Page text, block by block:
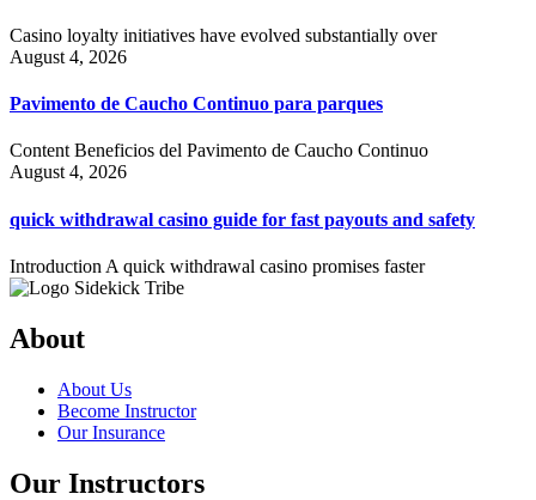
Casino loyalty initiatives have evolved substantially over
August 4, 2026
Pavimento de Caucho Continuo para parques
Content Beneficios del Pavimento de Caucho Continuo
August 4, 2026
quick withdrawal casino guide for fast payouts and safety
Introduction A quick withdrawal casino promises faster
About
About Us
Become Instructor
Our Insurance
Our Instructors